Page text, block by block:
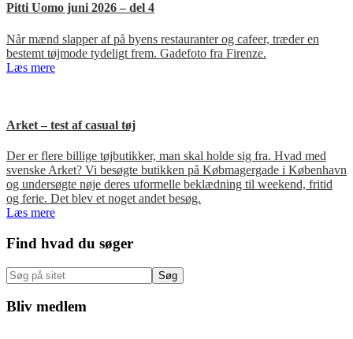
Pitti Uomo juni 2026 – del 4
Når mænd slapper af på byens restauranter og cafeer, træder en
bestemt tøjmode tydeligt frem. Gadefoto fra Firenze.
Læs mere
Arket – test af casual tøj
Der er flere billige tøjbutikker, man skal holde sig fra. Hvad med
svenske Arket? Vi besøgte butikken på Købmagergade i København
og undersøgte nøje deres uformelle beklædning til weekend, fritid
og ferie. Det blev et noget andet besøg.
Læs mere
Primær
Sidebar
Find hvad du søger
Søg
på
sitet
Bliv medlem